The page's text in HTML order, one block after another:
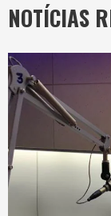
NOTÍCIAS